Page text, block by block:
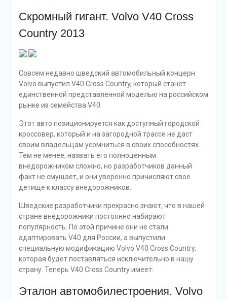
Скромный гигант. Volvo V40 Cross
Country 2013
Совсем недавно шведский автомобильный концерн
Volvo выпустил V40 Cross Country, который станет
единственной представленной моделью на российском
рынке из семейства V40.
Этот авто позиционируется как доступный городской
кроссовер, который и на загородной трассе не даст
своим владельцам усомниться в своих способностях.
Тем не менее, назвать его полноценным
внедорожником сложно, но разработчиков данный
факт не смущает, и они уверенно причисляют свое
детище к классу внедорожников.
Шведские разработчики прекрасно знают, что в нашей
стране внедорожники постоянно набирают
популярность. По этой причине они не стали
адаптировать V40 для России, а выпустили
специальную модификацию Volvo V40 Cross Country,
которая будет поставляться исключительно в нашу
страну. Теперь V40 Cross Country имеет:
Эталон автомобилестроения. Volvo